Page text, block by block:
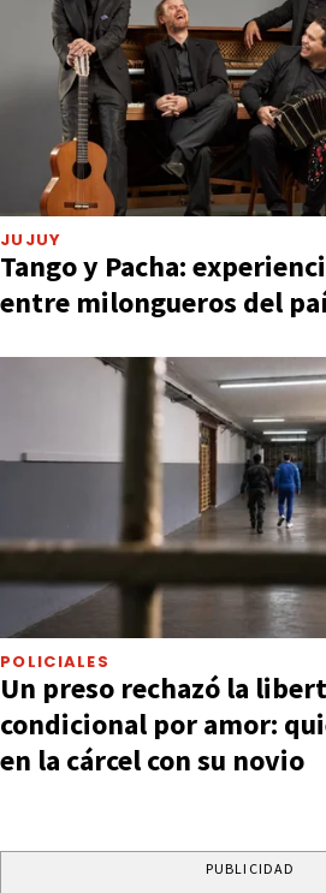
JUJUY
Tango y Pacha:
entre milongueros del
POLICIALES
Un preso rechazó la
condicional por amor:
en la cárcel con su novio
PUBLICIDAD